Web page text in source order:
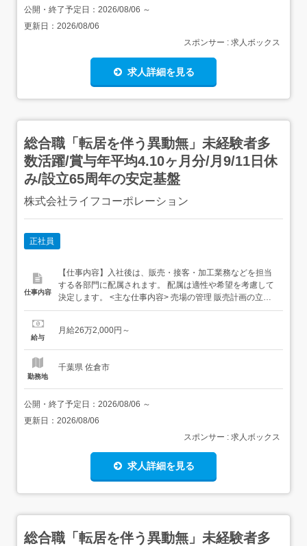
公開・終了予定日： 2026/08/06 ～
更新日： 2026/08/06
スポンサー : 求人ボックス
求人詳細を見る
総合職「転居を伴う異動無」未経験者多
数活躍/賞与年平均4.10ヶ月分/月9/11日休
み/設立65周年の安定基盤
株式会社ライフコーポレーション
正社員
仕事内容
【仕事内容】入社後は、販売・接客・加工業務などを担当
する各部門に配属されます。 配属は適性や希望を考慮して
決定します。 <主な仕事内容> 売場の管理 販売計画の立案
発注業務 スタッフの育成 お客様対応 レジ業務(部門による)
生活関連(日用品・生活用品・医薬品など) 衣料品関連(洋
給与
月給26万2,000円～
勤務地
千葉県 佐倉市
公開・終了予定日： 2026/08/06 ～
更新日： 2026/08/06
スポンサー : 求人ボックス
求人詳細を見る
総合職「転居を伴う異動無」未経験者多